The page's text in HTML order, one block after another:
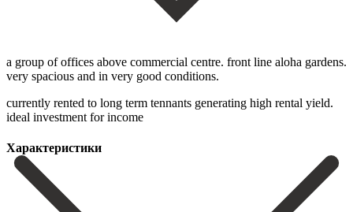
a group of offices above commercial centre. front line aloha gardens.
very spacious and in very good conditions.
currently rented to long term tennants generating high rental yield.
ideal investment for income
Характеристики